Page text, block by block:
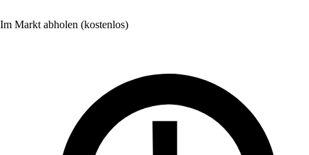
Im Markt abholen (kostenlos)